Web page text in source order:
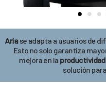
Ariase adapta a usuarios de
Esto no solo garantiza
mejora en la productividad
solución